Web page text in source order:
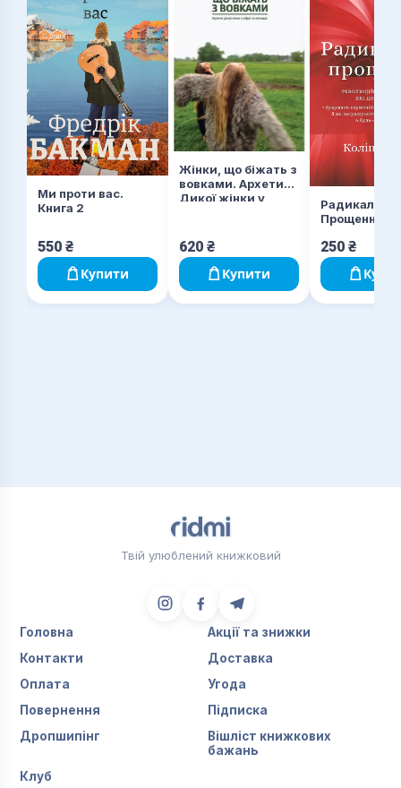
Ми проти вас.
Книга 2
550 ₴
Купити
Жінки, що біжать з
вовками. Архетип
Дикої жінки у
620 ₴
Купити
Радикальне
Прощення
250 ₴
Твій улюблений книжковий
Головна
Акції та знижки
Контакти
Доставка
Оплата
Угода
Повернення
Підписка
Дропшипінг
Вішліст книжкових
бажань
Клуб